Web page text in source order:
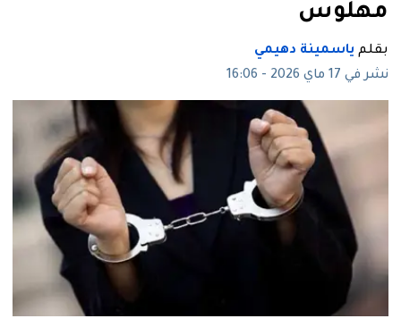
مهلوس
بقلم ياسمينة دهيمي
نشر في 17 ماي 2026 - 16:06